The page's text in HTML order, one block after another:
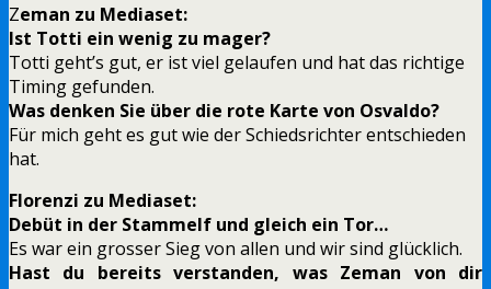
Zeman zu Mediaset:
Ist Totti ein wenig zu mager?
Totti geht’s gut, er ist viel gelaufen und hat das richtige
Timing gefunden.
Was denken Sie über die rote Karte von Osvaldo?
Für mich geht es gut wie der Schiedsrichter entschieden
hat.
Florenzi zu Mediaset:
Debüt in der Stammelf und gleich ein Tor…
Es war ein grosser Sieg von allen und wir sind glücklich.
Hast du bereits verstanden, was Zeman von dir